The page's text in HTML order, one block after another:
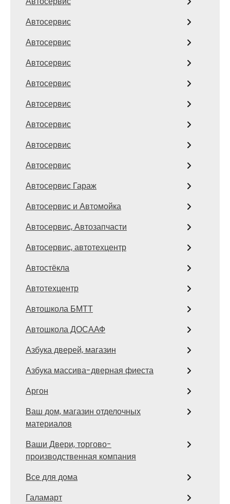
Автосервис
Автосервис
Автосервис
Автосервис
Автосервис
Автосервис
Автосервис
Автосервис
Автосервис Гараж
Автосервис и Автомойка
Автосервис, Автозапчасти
Автосервис, автотехцентр
Автостёкла
Автотехцентр
Автошкола БМТТ
Автошкола ДОСААФ
Азбука дверей, магазин
Азбука массива-дверная фиеста
Аргон
Ваш дом, магазин отделочных
материалов
Ваши Двери, торгово-
производственная компания
Все для дома
Галамарт